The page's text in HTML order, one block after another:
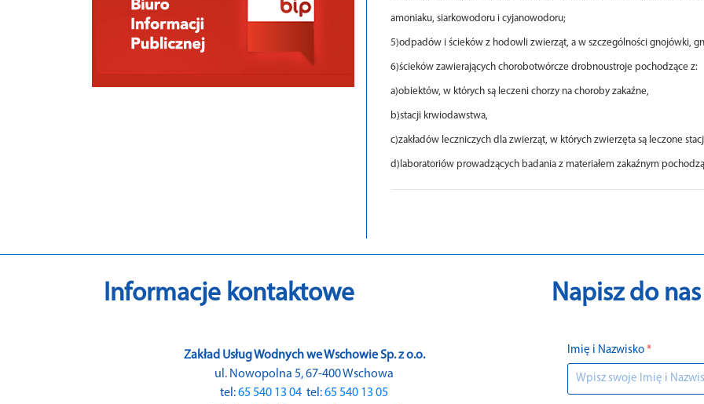
amoniaku, siarkowodoru i cyjanowodoru;
5)odpadów i ścieków z hodowli zwierząt, a w szczególności gnojówki,
6)ścieków zawierających chorobotwórcze drobnoustroje pochodzące z:
a)obiektów, w których są leczeni chorzy na choroby zakaźne,
b)stacji krwiodawstwa,
c)zakładów leczniczych dla zwierząt, w których zwierzęta są leczone
d)laboratoriów prowadzących badania z materiałem zakaźnym
Informacje kontaktowe
Zakład Usług Wodnych we Wschowie Sp. z o.o.
ul. Nowopolna 5, 67-400 Wschowa
tel:65 540 13 04 tel:65 540 13 05
Napisz do nas
Imię i Nazwisko *